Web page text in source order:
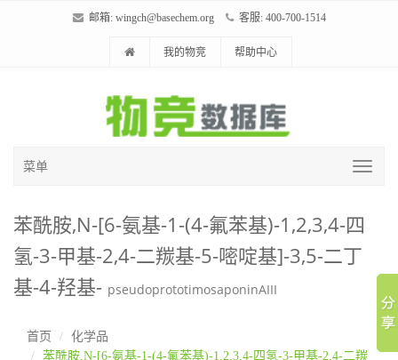
邮箱: wingch@basechem.org 客服: 400-700-1514
我的物竞 帮助中心
菜单
苯酰胺,N-[6-氨基-1-(4-氟苯基)-1,2,3,4-四
氢-3-甲基-2,4-二羰基-5-嘧啶基]-3,5-二丁
基-4-羟基- pseudoprototimosaponinAIII
首页
化学品
苯酰胺,N-[6-氨基-1-(4-氟苯基)-1,2,3,4-四氢-3-甲基-2,4-二羰